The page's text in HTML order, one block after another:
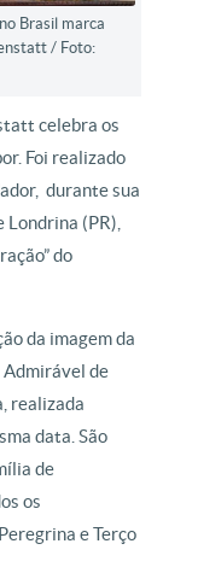
Brasil marca
/ Foto:
celebra os
Foi realizado
durante sua
(PR),
do
da imagem da
Admirável de
realizada
data. São
de
os
e Terço